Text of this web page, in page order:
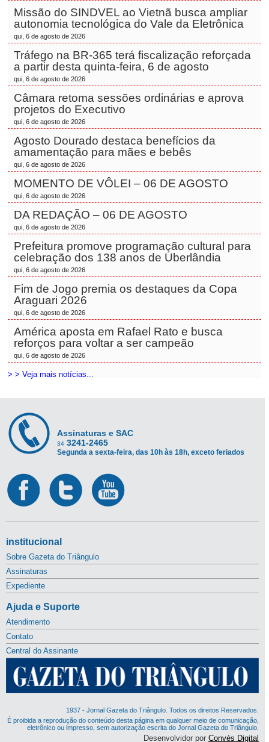
Missão do SINDVEL ao Vietnã busca ampliar
autonomia tecnológica do Vale da Eletrônica
qui, 6 de agosto de 2026
Tráfego na BR-365 terá fiscalização reforçada
a partir desta quinta-feira, 6 de agosto
qui, 6 de agosto de 2026
Câmara retoma sessões ordinárias e aprova
projetos do Executivo
qui, 6 de agosto de 2026
Agosto Dourado destaca benefícios da
amamentação para mães e bebês
qui, 6 de agosto de 2026
MOMENTO DE VÔLEI – 06 DE AGOSTO
qui, 6 de agosto de 2026
DA REDAÇÃO – 06 DE AGOSTO
qui, 6 de agosto de 2026
Prefeitura promove programação cultural para
celebração dos 138 anos de Uberlândia
qui, 6 de agosto de 2026
Fim de Jogo premia os destaques da Copa
Araguari 2026
qui, 6 de agosto de 2026
América aposta em Rafael Rato e busca
reforços para voltar a ser campeão
qui, 6 de agosto de 2026
> > Veja mais notícias...
Assinaturas e SAC
34 3241-2465
Segunda a sexta-feira, das 10h às 18h, exceto feriados
institucional
Sobre Gazeta do Triângulo
Assinaturas
Expediente
Ajuda e Suporte
Atendimento
Contato
Central do Assinante
1937 - Jornal Gazeta do Triângulo. Todos os direitos Reservados.
É proibida a reprodução do conteúdo desta página em qualquer meio de comunicação,
eletrônico ou impresso, sem autorização escrita do Jornal Gazeta do Triângulo.
Desenvolvidor porConvés Digital